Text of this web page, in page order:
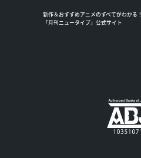
新作＆おすすめアニメのすべてがわかる！
「月刊ニュータイプ」公式サイト